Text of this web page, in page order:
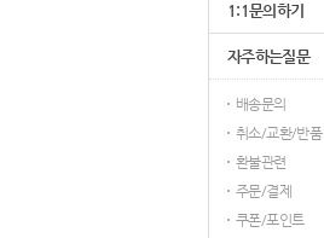
1:1문의하기
자주하는질문
배송문의
취소/교환/반품
환불관련
주문/결제
쿠폰/포인트